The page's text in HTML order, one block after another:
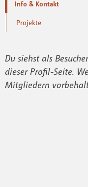
Info & Kontakt
Projekte
Du siehst als
dieser Profil-Seite.
Mitgliedern